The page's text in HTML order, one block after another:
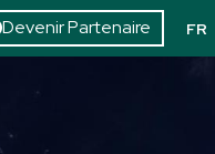
Devenir Partenaire FR